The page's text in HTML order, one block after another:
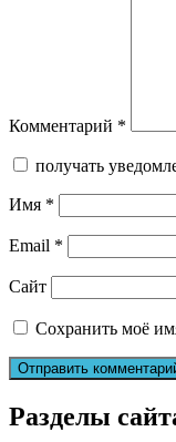
Комментарий *
получать
Имя *
Email *
Сайт
Сохранить моё
Разделы